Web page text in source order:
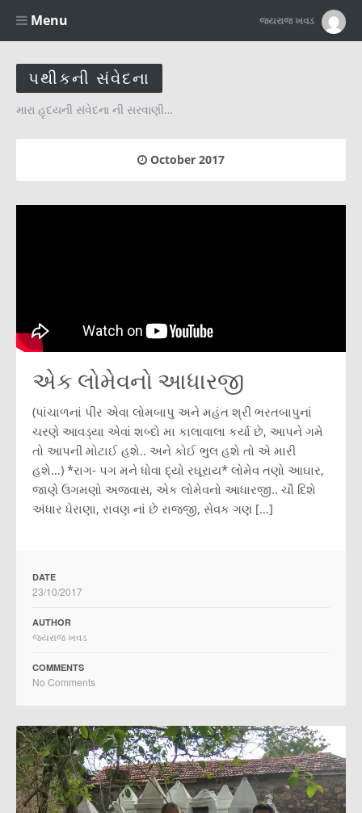
Menu જયરાજ ખવડ
પથીકની સંવેદના
મારા હૃદયની સંવેદના ની સરવાણી…
October 2017
એક લોમેવનો આધારજી
(પાંચાળનાં પીર એવા લોમબાપુ અને મહંત શ્રી ભરતબાપુનાં
ચરણે આવડ્યા એવાં શબ્દો મા કાલાવાલા કર્યા છે, આપને ગમે
તો આપની મોટાઈ હશે.. અને કોઈ ભુલ હશે તો એ મારી
હશે…) *રાગ- પગ મને ધોવા દ્યો રઘૂરાય* લોમેવ તણો આઘાર,
જાણે ઉગમણો અજવાસ, એક લોમેવનો આધારજી.. ચૌ દિશે
અંધાર ધેરાણા, રાવણ નાં છે રાજજી, સેવક ગણ […]
DATE
23/10/2017
AUTHOR
જયરાજ ખવડ
COMMENTS
No Comments